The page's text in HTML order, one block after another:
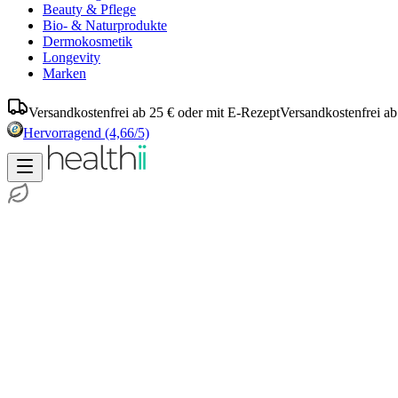
Beauty & Pflege
Bio- & Naturprodukte
Dermokosmetik
Longevity
Marken
Versandkostenfrei ab 25 € oder mit E-RezeptVersandkostenfrei
Hervorragend (4,66/5)